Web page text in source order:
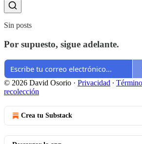
Sin posts
Por supuesto, sigue adelante.
© 2026 David Osorio · Privacidad ∙
recolección
Crea tu Substack